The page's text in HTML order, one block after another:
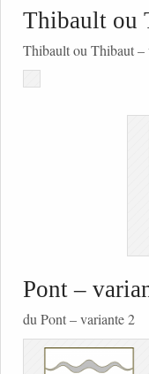
Thibault ou
Thibault ou Thibaut –
Pont –
du Pont – variante 2